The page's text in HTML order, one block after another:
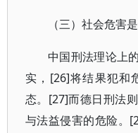
（三）社会危害
中国刑法理论上
实，[26]将结果犯和
态。[27]而德日刑法
与法益侵害的危险。